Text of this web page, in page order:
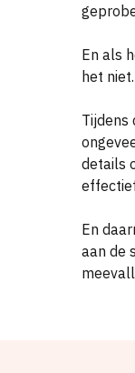
En als
het niet.
Tijdens
details
En
aan de